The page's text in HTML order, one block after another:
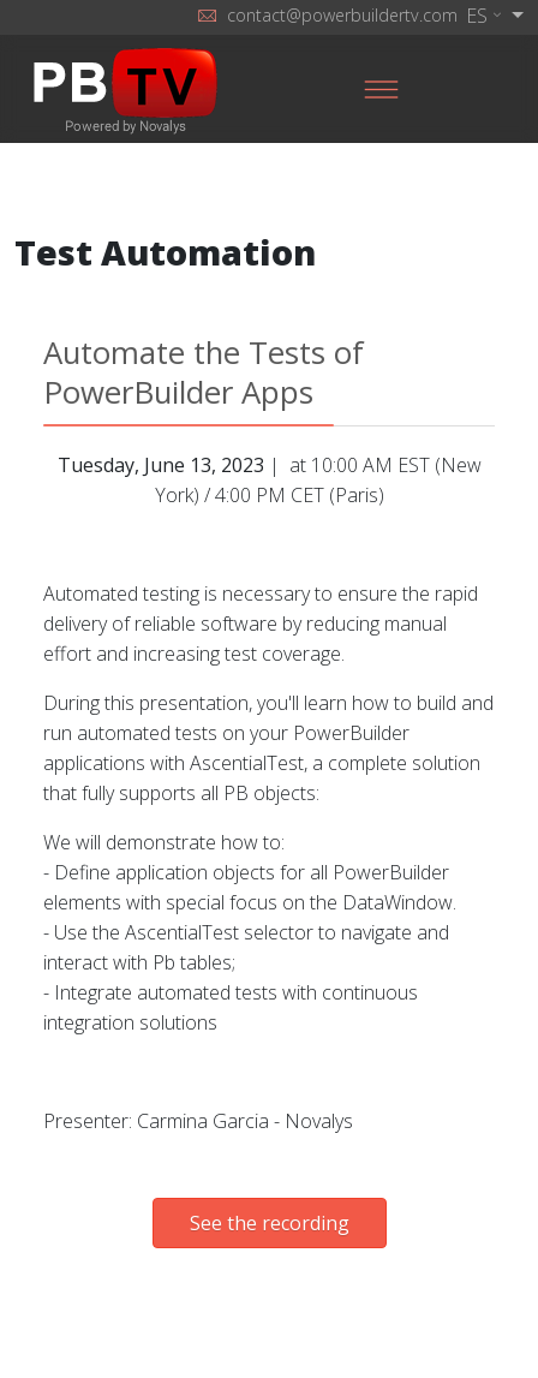
ES
contact@powerbuildertv.com
Test Automation
Automate the Tests of
PowerBuilder Apps
Tuesday, June 13, 2023 | at 10:00 AM EST (New
York) / 4:00 PM CET (Paris)
Automated testing is necessary to ensure the rapid
delivery of reliable software by reducing manual
effort and increasing test coverage.
During this presentation, you'll learn how to build and
run automated tests on your PowerBuilder
applications with AscentialTest, a complete solution
that fully supports all PB objects:
We will demonstrate how to:
- Define application objects for all PowerBuilder
elements with special focus on the DataWindow.
- Use the AscentialTest selector to navigate and
interact with Pb tables;
- Integrate automated tests with continuous
integration solutions
Presenter: Carmina Garcia - Novalys
See the recording